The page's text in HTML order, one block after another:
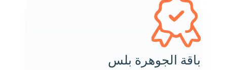
باقة الجوهرة بلس